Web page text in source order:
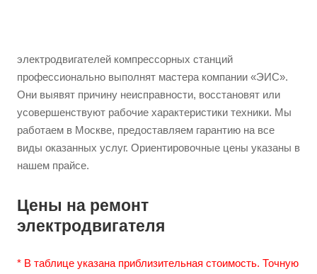
электродвигателей компрессорных станций
профессионально выполнят мастера компании «ЭИС».
Они выявят причину неисправности, восстановят или
усовершенствуют рабочие характеристики техники. Мы
работаем в Москве, предоставляем гарантию на все
виды оказанных услуг. Ориентировочные цены указаны в
нашем прайсе.
Цены на ремонт
электродвигателя
* В таблице указана приблизительная стоимость. Точную